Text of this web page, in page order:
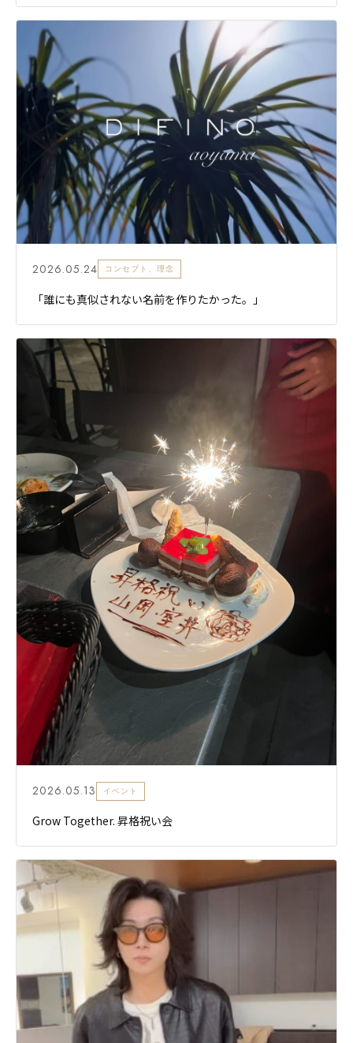
2026.05.24 コンセプト、理念
「誰にも真似されない名前を作りたかった。」
2026.05.13 イベント
Grow Together. 昇格祝い会